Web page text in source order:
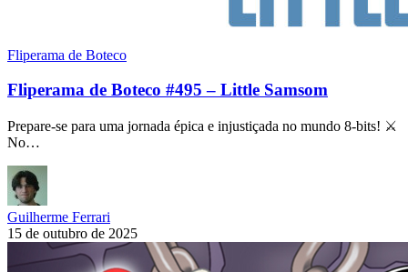
Fliperama de Boteco
Fliperama de Boteco #495 – Little Samsom
Prepare-se para uma jornada épica e injustiçada no mundo 8-bits! ⚔️
No…
Guilherme Ferrari
15 de outubro de 2025